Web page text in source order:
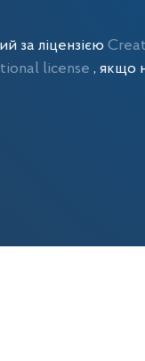
за ліцензією
license, якщо